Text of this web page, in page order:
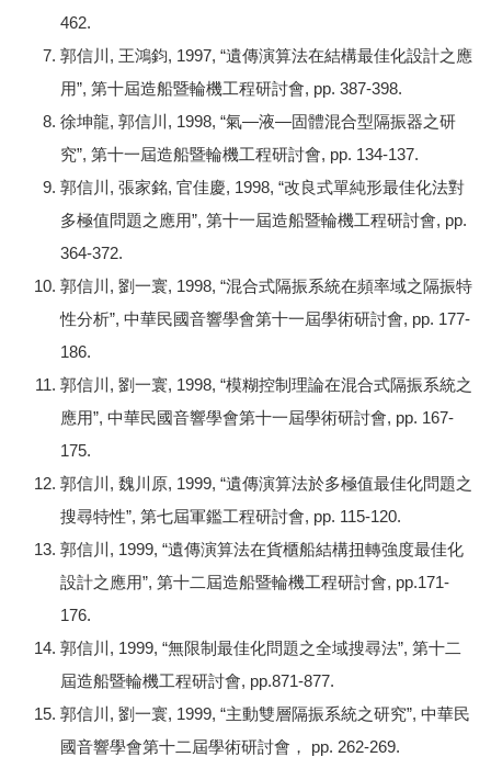
462.
郭信川, 王鴻鈞, 1997, “遺傳演算法在結構最佳化設計之應
用”, 第十屆造船暨輪機工程研討會, pp. 387-398.
徐坤龍, 郭信川, 1998, “氣—液—固體混合型隔振器之研
究”, 第十一屆造船暨輪機工程研討會, pp. 134-137.
郭信川, 張家銘, 官佳慶, 1998, “改良式單純形最佳化法對
多極值問題之應用”, 第十一屆造船暨輪機工程研討會, pp.
364-372.
郭信川, 劉一寰, 1998, “混合式隔振系統在頻率域之隔振特
性分析”, 中華民國音響學會第十一屆學術研討會, pp. 177-
186.
郭信川, 劉一寰, 1998, “模糊控制理論在混合式隔振系統之
應用”, 中華民國音響學會第十一屆學術研討會, pp. 167-
175.
郭信川, 魏川原, 1999, “遺傳演算法於多極值最佳化問題之
搜尋特性”, 第七屆軍鑑工程研討會, pp. 115-120.
郭信川, 1999, “遺傳演算法在貨櫃船結構扭轉強度最佳化
設計之應用”, 第十二屆造船暨輪機工程研討會, pp.171-
176.
郭信川, 1999, “無限制最佳化問題之全域搜尋法”, 第十二
屆造船暨輪機工程研討會, pp.871-877.
郭信川, 劉一寰, 1999, “主動雙層隔振系統之研究”, 中華民
國音響學會第十二屆學術研討會， pp. 262-269.